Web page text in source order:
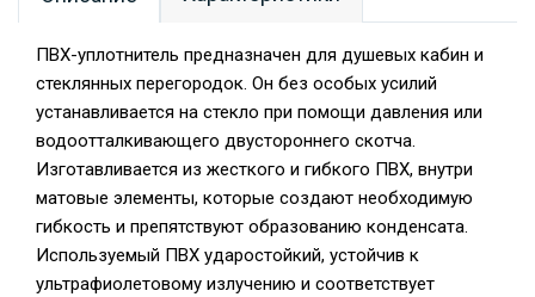
ПВХ-уплотнитель предназначен для душевых кабин и
стеклянных перегородок. Он без особых усилий
устанавливается на стекло при помощи давления или
водоотталкивающего двустороннего скотча.
Изготавливается из жесткого и гибкого ПВХ, внутри
матовые элементы, которые создают необходимую
гибкость и препятствуют образованию конденсата.
Используемый ПВХ ударостойкий, устойчив к
ультрафиолетовому излучению и соответствует